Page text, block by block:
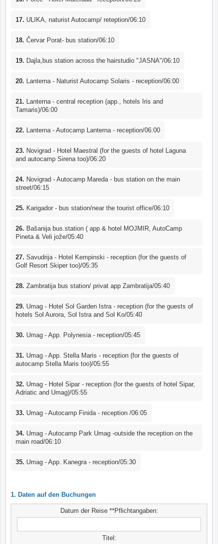
17. ULIKA, naturist Autocamp/ reteption/06:10
18. Červar Porat- bus station/06:10
19. Dajla,bus station across the hairstudio "JASNA"/06:10
20. Lanterna - Naturist Autocamp Solaris - reception/06:00
21. Lanterna - central reception (app., hotels Iris and
Tamaris)/06:00
22. Lanterna - Autocamp Lanterna - reception/06:00
23. Novigrad - Hotel Maestral (for the guests of hotel Laguna
and autocamp Sirena too)/06:20
24. Novigrad - Autocamp Mareda - bus station on the main
street/06:15
25. Karigador - bus station/near the tourist office/06:10
26. Bašanija bus.station ( app & hotel MOJMIR, AutoCamp
Pineta & Veli jože/05:40
27. Savudrija - Hotel Kempinski - reception (for the guests of
Golf Resort Skiper too)/05:35
28. Zambratija bus station/ privat app Zambratija/05:40
29. Umag - Hotel Sol Garden Istra - reception (for the guests of
hotels Sol Aurora, Sol Istra and Sol Ko/05:40
30. Umag - App. Polynesia - reception/05:45
31. Umag - App. Stella Maris - reception (for the guests of
autocamp Stella Maris too)/05:55
32. Umag - Hotel Sipar - reception (for the guests of hotel Sipar,
Adriatic and Umag)/05:55
33. Umag - Autocamp Finida - reception /06:05
34. Umag - Autocamp Park Umag -outside the reception on the
main road/06:10
35. Umag - App. Kanegra - reception/05:30
1. Daten auf den Buchungen
Datum der Reise **Pflichtangaben:
Titel: